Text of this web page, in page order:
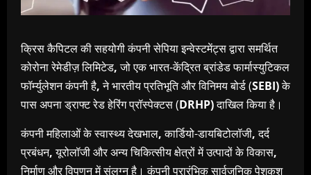
क्रिस कैपिटल की सहयोगी कंपनी सेपिया इन्वेस्टमेंट्स द्वारा समर्थित
कोरोना रेमेडीज़ लिमिटेड,जो एक भारत-केंद्रित ब्रांडेड फार्मास्युटिकल
फॉर्म्युलेशन कंपनी है,ने भारतीय प्रतिभूति और विनिमय बोर्ड (SEBI)के
पास अपना ड्राफ्ट रेड हेरिंग प्रॉस्पेक्टस (DRHP)दाखिल किया है।
कंपनी महिलाओं के स्वास्थ्य देखभाल,कार्डियो-डायबिटोलॉजी,दर्द
प्रबंधन,यूरोलॉजी और अन्य चिकित्सीय क्षेत्रों में उत्पादों के विकास,
निर्माण और विपणन में संलग्न है। कंपनी प्रारंभिक सार्वजनिक पेशकश